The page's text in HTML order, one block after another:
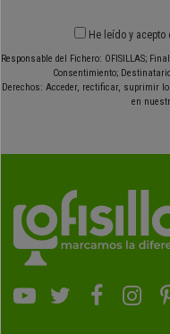
He leído y acepto
Responsable del Fichero: OFISILLAS;
Consentimiento;
Derechos: Acceder, rectificar, suprimir
en